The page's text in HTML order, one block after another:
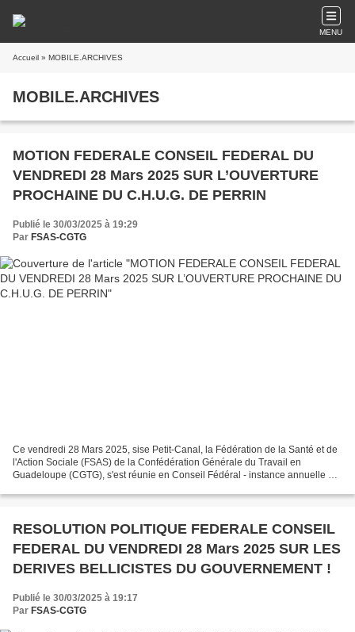
MENU
Accueil » MOBILE.ARCHIVES
MOBILE.ARCHIVES
MOTION FEDERALE CONSEIL FEDERAL DU
VENDREDI 28 Mars 2025 SUR L’OUVERTURE
PROCHAINE DU C.H.U.G. DE PERRIN
Publié le 30/03/2025 à 19:29
Par FSAS-CGTG
Ce vendredi 28 Mars 2025, sise Petit-Canal, la Fédération de la Santé et de
l'Action Sociale (FSAS) de la Confédération Générale du Travail en
Guadeloupe (CGTG), s'est réunie en Conseil Fédéral - instance annuelle et
RESOLUTION POLITIQUE FEDERALE CONSEIL
FEDERAL DU VENDREDI 28 Mars 2025 SUR LES
DERIVES BELLICISTES DU GOUVERNEMENT !
Publié le 30/03/2025 à 19:17
Par FSAS-CGTG